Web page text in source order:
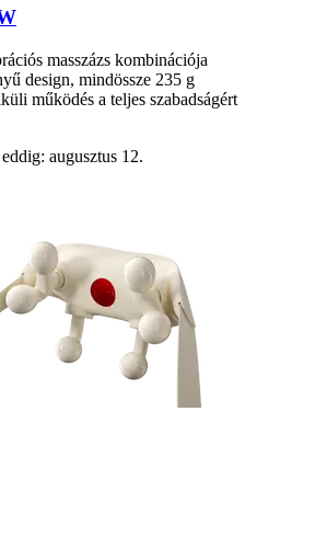
masszázs kombinációja
design, mindössze 235 g
működés a teljes szabadságért
augusztus 12.